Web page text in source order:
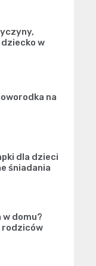
w
na
dla dzieci
śniadania
domu?
rodziców